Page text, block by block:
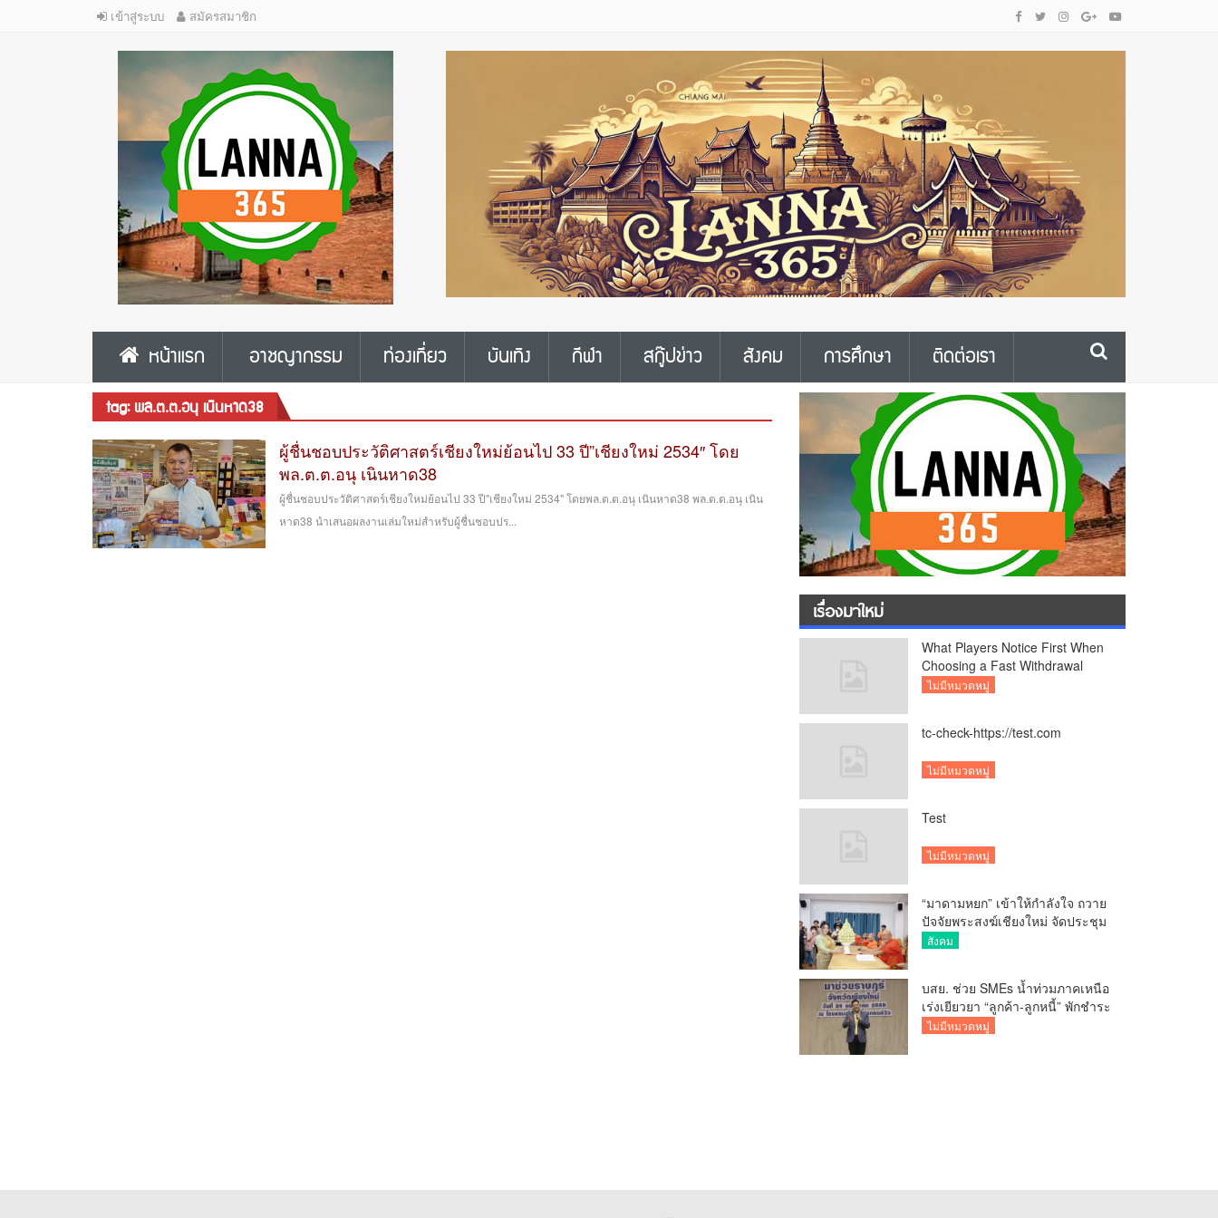
เข้าสู่ระบบ สมัครสมาชิก
หน้าแรก อาชญากรรม ท่องเที่ยว บันเทิง กีฬา สกู๊ปข่าว สังคม การศึกษา ติดต่อเรา
tag: พล.ต.ต.อนุ เนินหาด38
ผู้ชื่นชอบประวัติศาสตร์เชียงใหม่ย้อนไป 33 ปี”เชียงใหม่ 2534″ โดย
พล.ต.ต.อนุ เนินหาด38
ผู้ชื่นชอบประวัติศาสตร์เชียงใหม่ย้อนไป 33 ปี"เชียงใหม่ 2534" โดยพล.ต.ต.อนุ เนินหาด38 พล.ต.ต.อนุ เนิน
หาด38 นำเสนอผลงานเล่มใหม่สำหรับผู้ชื่นชอบปร...
เรื่องมาใหม่
What Players Notice First When
Choosing a Fast Withdrawal
Casino UK
ไม่มีหมวดหมู่
tc-check-https://test.com
ไม่มีหมวดหมู่
Test
ไม่มีหมวดหมู่
“มาดามหยก” เข้าให้กำลังใจ ถวาย
ปัจจัยพระสงฆ์เชียงใหม่ จัดประชุม
ทำบัญชีรายรับรายจ่ายของวัด กว่า
สังคม
บสย. ช่วย SMEs น้ำท่วมภาคเหนือ
เร่งเยียวยา “ลูกค้า-ลูกหนี้” พักชำระ
ค่าธรรมเนียม-ค่างวด
ไม่มีหมวดหมู่